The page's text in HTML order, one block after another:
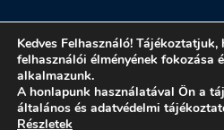
Minden jog
Kedves Felhasználó!
felhasználói élményének fokozása
alkalmazunk.
A honlapunk használatával Ön a
általános és adatvédelmi
Részletek